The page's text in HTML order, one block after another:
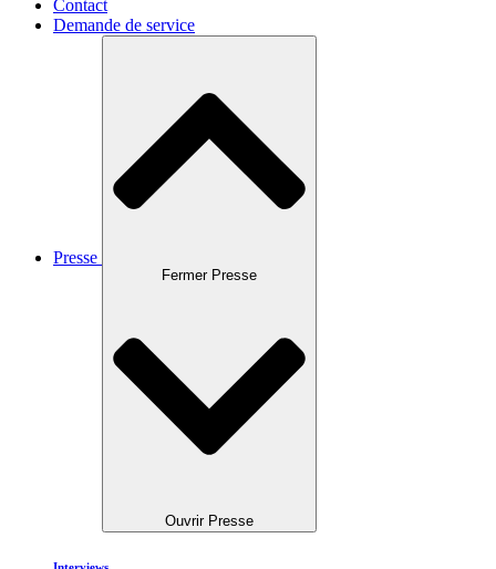
Contact
Demande de service
Presse
Fermer Presse
Ouvrir Presse